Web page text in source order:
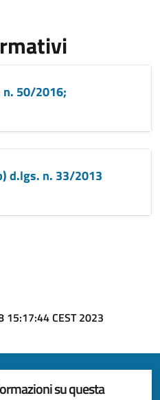
n. 50/2016;
d.lgs. n. 33/2013
15:17:44 CEST 2023
su questa